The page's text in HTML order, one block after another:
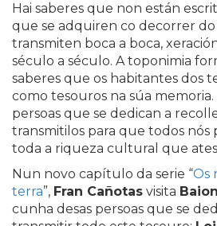
Hai saberes que non están
que se adquiren co decorrer
transmiten boca a boca,
século a século. A toponimia
saberes que os habitantes dos
como tesouros na súa memoria.
persoas que se dedican a
transmitilos para que todos nós
toda a riqueza cultural que
Nun novo capítulo da serie “Os
terra”, Fran Cañotas visita
cunha desas persoas que se